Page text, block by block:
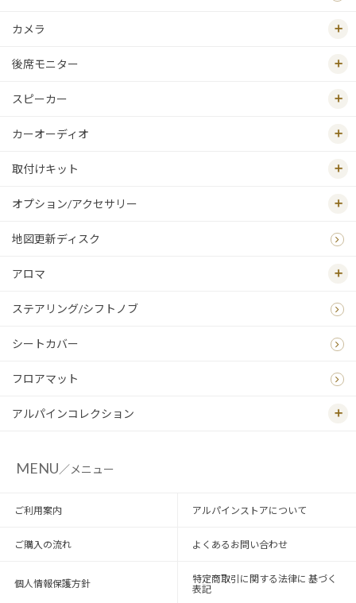
カメラ
後席モニター
スピーカー
カーオーディオ
取付けキット
オプション/アクセサリー
地図更新ディスク
アロマ
ステアリング/シフトノブ
シートカバー
フロアマット
アルパインコレクション
MENU／メニュー
ご利用案内 アルパインストアについて
ご購入の流れ よくあるお問い合わせ
個人情報保護方針
特定商取引に関する法律に 基づく
表記